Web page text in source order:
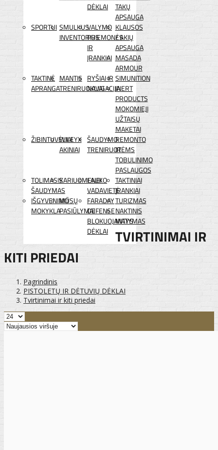
DĖKLAI
TAKŲ
APSAUGA
SPORTUI SMULKUS
INVENTORIUS
VALYMO
PRIEMONĖS
IR
ĮRANKIAI
KLAUSOS
/ AKIŲ
APSAUGA
MASADA
ARMOUR
TAKTINĖ
APRANGA
MANTIS
TRENIRUOKLIAI
RYŠIAI IR
NAVIGACIJA
SIMUNITION
INERT
PRODUCTS
MOKOMIEJI
UŽTAISŲ
MAKETAI
ŽIBINTUVĖLIAI
WILEYX
AKINIAI
ŠAUDYMO
TRENIRUOTĖMS
REMONTO
IR
TOBULINIMO
PASLAUGOS
TOLIMASIS
ŠAUDYMAS
KARIUOMENEI
LAUKO
VADAVIETĖ
TAKTINIAI
ĮRANKIAI
IŠGYVENIMO
MOKYKLA
MŪSŲ
PASIŪLYMAI
FARADAY
DEFENSE
BLOKUOJANTYS
DĖKLAI
TURIZMAS
NAKTINIS
MATYMAS
TVIRTINIMAI IR
KITI PRIEDAI
Pagrindinis
PISTOLETŲ IR DĖTUVIŲ DĖKLAI
Tvirtinimai ir kiti priedai